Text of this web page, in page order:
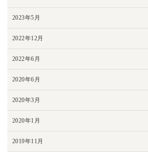
2023年5月
2022年12月
2022年6月
2020年6月
2020年3月
2020年1月
2019年11月